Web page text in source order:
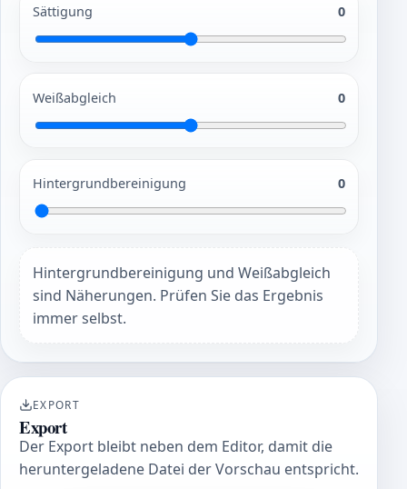
Sättigung 0
Weißabgleich 0
Hintergrundbereinigung 0
Hintergrundbereinigung und Weißabgleich
sind Näherungen. Prüfen Sie das Ergebnis
immer selbst.
EXPORT
Export
Der Export bleibt neben dem Editor, damit die
heruntergeladene Datei der Vorschau entspricht.